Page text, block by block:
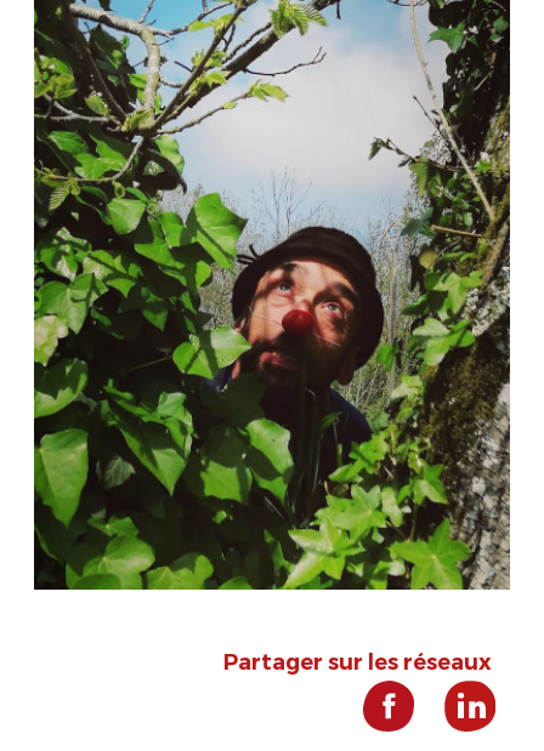
Partager sur les réseaux